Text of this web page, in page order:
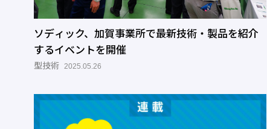
ソディック、加賀事業所で最新技術・製品を紹介
するイベントを開催
型技術 2025.05.26